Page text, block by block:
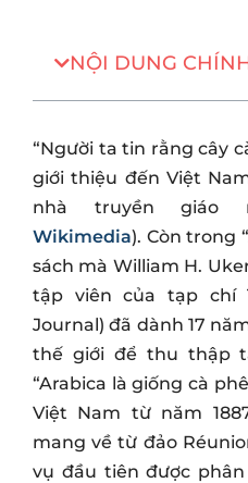
NỘI DUNG
“Người ta tin rằng cây
giới thiệu đến Việt
nhà truyền giáo
Wikimedia). Còn trong
sách mà William H.
tập viên của tạp chí
Journal) đã dành 17
thế giới để thu thập
“Arabica là giống cà
Việt Nam từ năm
mang về từ đảo
vụ đầu tiên được